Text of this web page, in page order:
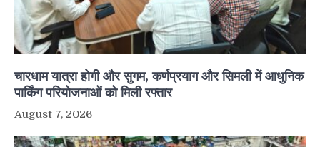
चारधाम यात्रा होगी और सुगम, कर्णप्रयाग और सिमली में आधुनिक
पार्किंग परियोजनाओं को मिली रफ्तार
August 7, 2026